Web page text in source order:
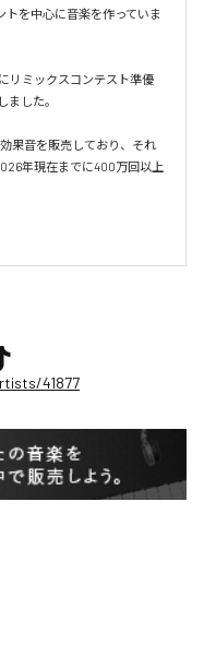
トを中心に音楽を作っていま
リミックスコンテスト準優
した。
果音を販売しており、それ
年現在までに400万回以上
41877